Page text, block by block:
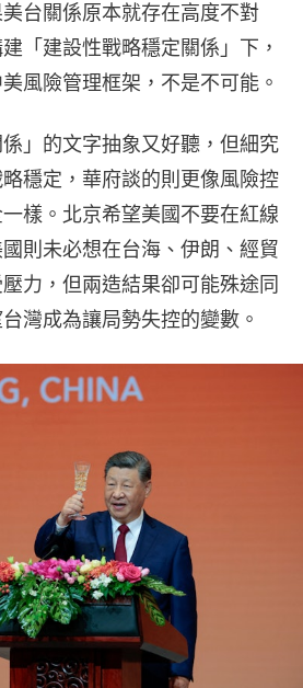
台關係原本就存在高度不對
「建設性戰略穩定關係」下，
風險管理框架，不是不可能。
係」的文字抽象又好聽，但細究
穩定，華府談的則更像風險控
樣。北京希望美國不要在紅線
則未必想在台海、伊朗、經貿
力，但兩造結果卻可能殊途同
灣成為讓局勢失控的變數。